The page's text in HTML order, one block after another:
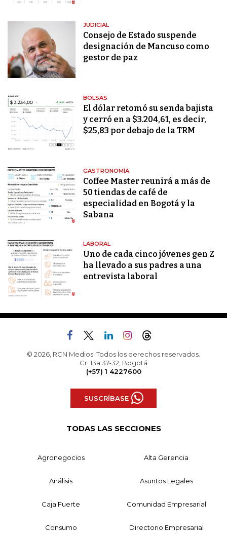
JUDICIAL
Consejo de Estado suspende
designación de Mancuso como
gestor de paz
BOLSAS
El dólar retomó su senda bajista
y cerró en a $3.204,61, es decir,
$25,83 por debajo de la TRM
GASTRONOMÍA
Coffee Master reunirá a más de
50 tiendas de café de
especialidad en Bogotá y la
Sabana
LABORAL
Uno de cada cinco jóvenes gen Z
ha llevado a sus padres a una
entrevista laboral
© 2026, RCN Medios. Todos los derechos reservados.
Cr. 13a 37-32, Bogotá
(+57) 1 4227600
SUSCRÍBASE
TODAS LAS SECCIONES
Agronegocios Alta Gerencia
Análisis Asuntos Legales
Caja Fuerte Comunidad Empresarial
Consumo Directorio Empresarial